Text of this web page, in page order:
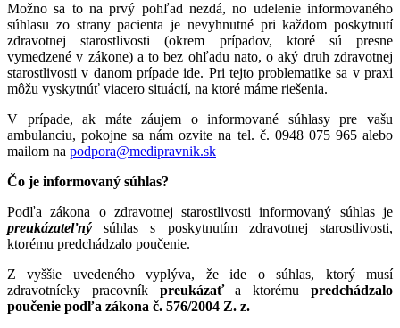
Možno sa to na prvý pohľad nezdá, no udelenie informovaného
súhlasu zo strany pacienta je nevyhnutné pri každom poskytnutí
zdravotnej starostlivosti (okrem prípadov, ktoré sú presne
vymedzené v zákone) a to bez ohľadu nato, o aký druh zdravotnej
starostlivosti v danom prípade ide. Pri tejto problematike sa v praxi
môžu vyskytnúť viacero situácií, na ktoré máme riešenia.
V prípade, ak máte záujem o informované súhlasy pre vašu
ambulanciu, pokojne sa nám ozvite na tel. č. 0948 075 965 alebo
mailom na podpora@medipravnik.sk
Čo je informovaný súhlas?
Podľa zákona o zdravotnej starostlivosti informovaný súhlas je
preukázateľný súhlas s poskytnutím zdravotnej starostlivosti,
ktorému predchádzalo poučenie.
Z vyššie uvedeného vyplýva, že ide o súhlas, ktorý musí
zdravotnícky pracovník preukázaťa ktorémupredchádzalo
poučenie podľa zákona č. 576/2004 Z. z.